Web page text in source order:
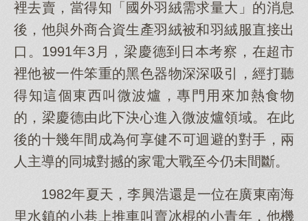
裡去賣，當得知「國外羽絨需求量大」的消息
後，他與外商合資生產羽絨被和羽絨服直接出
口。1991年3月，梁慶德到日本考察，在超市
裡他被一件笨重的黑色器物深深吸引，經打聽
得知這個東西叫微波爐，專門用來加熱食物
的，梁慶德由此下決心進入微波爐領域。在此
後的十幾年間成為何享健不可迴避的對手，兩
人主導的同城對撼的家電大戰至今仍未間斷。
1982年夏天，李興浩還是一位在廣東南海
里水鎮的小巷上推車叫賣冰棍的小青年，他機